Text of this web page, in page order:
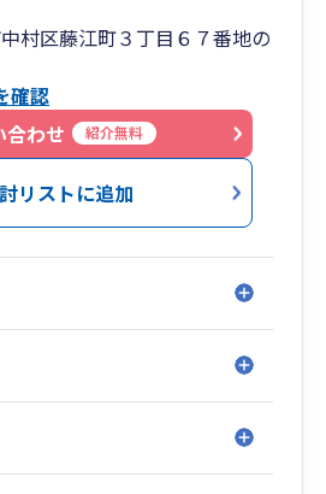
は年齢が若く(30代)、お客様
ールを積極的に活用して効率
により、月額の顧問料を抑え
行を監査していた経験が豊富
村区藤江町３丁目６７番地の
確認
合わせ
紹介無料
リストに追加